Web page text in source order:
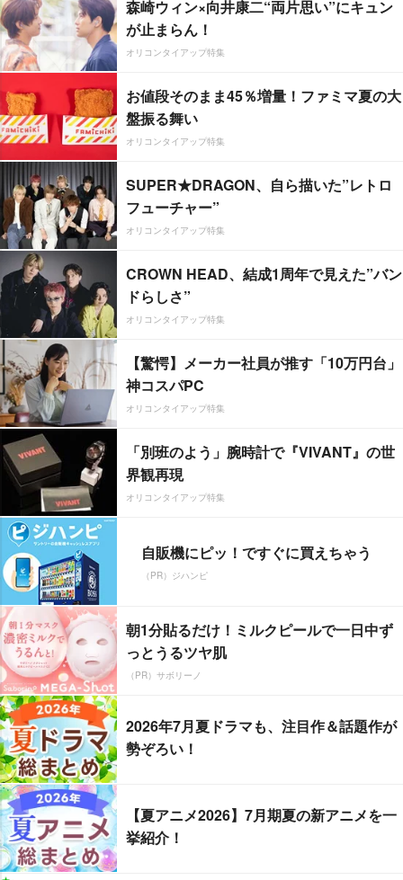
森崎ウィン×向井康二“両片思い”にキュン
が止まらん！
オリコンタイアップ特集
お値段そのまま45％増量！ファミマ夏の大
盤振る舞い
オリコンタイアップ特集
SUPER★DRAGON、自ら描いた”レトロ
フューチャー”
オリコンタイアップ特集
CROWN HEAD、結成1周年で見えた”バン
ドらしさ”
オリコンタイアップ特集
【驚愕】メーカー社員が推す「10万円台」
神コスパPC
オリコンタイアップ特集
「別班のよう」腕時計で『VIVANT』の世
界観再現
オリコンタイアップ特集
自販機にピッ！ですぐに買えちゃう
（PR）ジハンピ
朝1分貼るだけ！ミルクピールで一日中ず
っとうるツヤ肌
（PR）サボリーノ
2026年7月夏ドラマも、注目作＆話題作が
勢ぞろい！
【夏アニメ2026】7月期夏の新アニメを一
挙紹介！